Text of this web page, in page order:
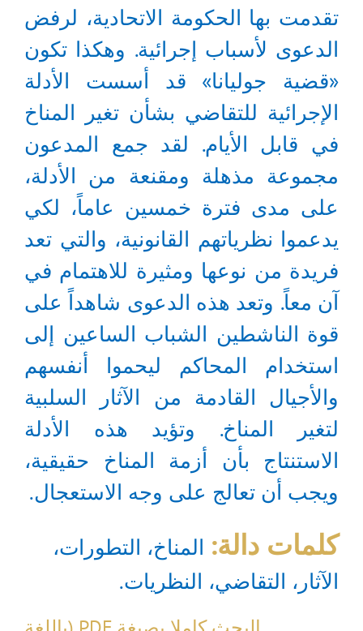
تقدمت بها الحكومة الاتحادية، لرفض
الدعوى لأسباب إجرائية. وهكذا تكون
«قضية جوليانا» قد أسست الأدلة
الإجرائية للتقاضي بشأن تغير المناخ
في قابل الأيام. لقد جمع المدعون
مجموعة مذهلة ومقنعة من الأدلة،
على مدى فترة خمسين عاماً، لكي
يدعموا نظرياتهم القانونية، والتي تعد
فريدة من نوعها ومثيرة للاهتمام في
آن معاً. وتعد هذه الدعوى شاهداً على
قوة الناشطين الشباب الساعين إلى
استخدام المحاكم ليحموا أنفسهم
والأجيال القادمة من الآثار السلبية
لتغير المناخ. وتؤيد هذه الأدلة
الاستنتاج بأن أزمة المناخ حقيقية،
ويجب أن تعالج على وجه الاستعجال.
كلمات دالة: المناخ، التطورات،
الآثار، التقاضي، النظريات.